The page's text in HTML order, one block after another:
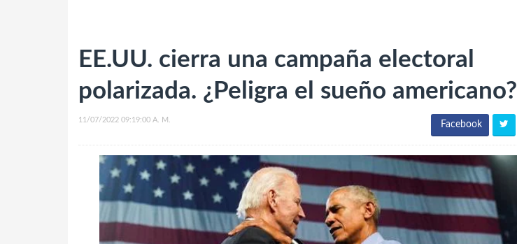
EE.UU. cierra una campaña electoral
polarizada. ¿Peligra el sueño americano?
11/07/2022 09:19:00 A. M. Facebook